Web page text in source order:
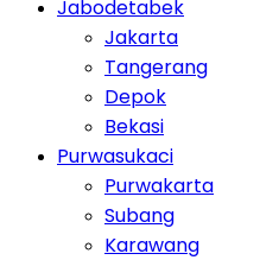
Jabodetabek
Jakarta
Tangerang
Depok
Bekasi
Purwasukaci
Purwakarta
Subang
Karawang